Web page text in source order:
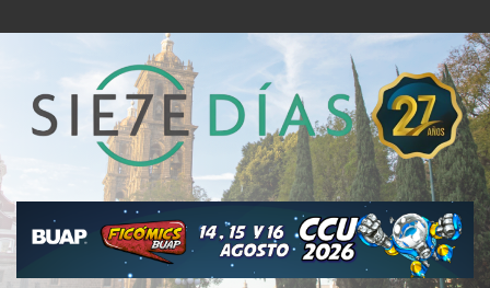
al
Semanario 7 Días